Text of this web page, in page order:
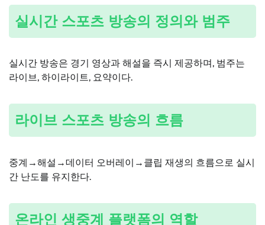
실시간 스포츠 방송의 정의와 범주
실시간 방송은 경기 영상과 해설을 즉시 제공하며, 범주는
라이브, 하이라이트, 요약이다.
라이브 스포츠 방송의 흐름
중계→해설→데이터 오버레이→클립 재생의 흐름으로 실시
간 난도를 유지한다.
온라인 생중계 플랫폼의 역할